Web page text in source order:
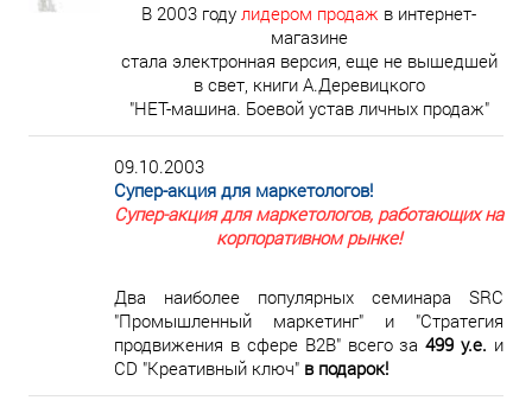
В 2003 году лидером продаж в интернет-
магазине
стала электронная версия, еще не вышедшей
в свет, книги А.Деревицкого
"НЕТ-машина. Боевой устав личных продаж"
09.10.2003
Супер-акция для маркетологов!
Супер-акция для маркетологов, работающих на
корпоративном рынке!
Два наиболее популярных семинара SRC
"Промышленный маркетинг" и "Стратегия
продвижения в сфере В2В" всего за499 у.е. и
CD "Креативный ключ" в подарок!